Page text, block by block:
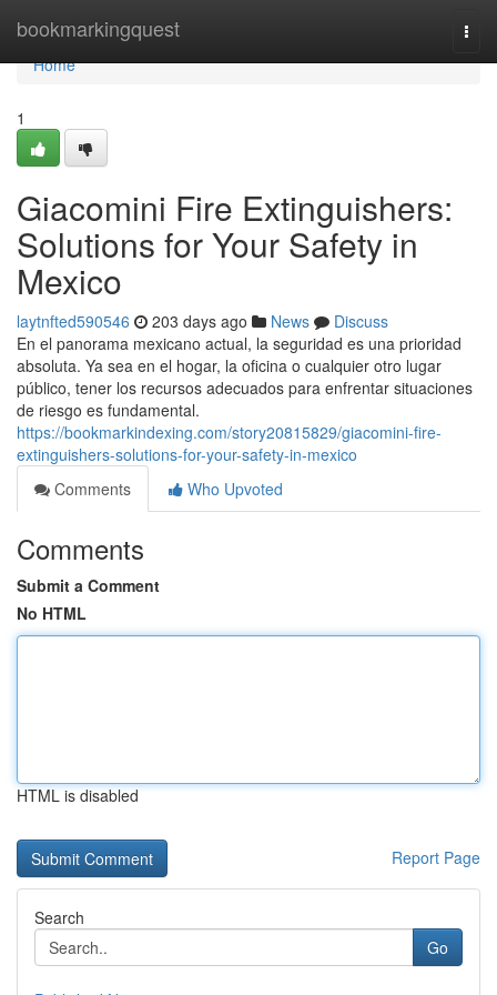
bookmarkingquest
Home
Home
1
Giacomini Fire Extinguishers:
Solutions for Your Safety in
Mexico
laytnfted590546 203 days ago News
Discuss
En el panorama mexicano actual, la seguridad es una prioridad
absoluta. Ya sea en el hogar, la oficina o cualquier otro lugar
público, tener los recursos adecuados para enfrentar situaciones
de riesgo es fundamental.
https://bookmarkindexing.com/story20815829/giacomini-fire-
extinguishers-solutions-for-your-safety-in-mexico
Comments
Who Upvoted
Comments
Submit a Comment
No HTML
HTML is disabled
Report Page
Search
Go